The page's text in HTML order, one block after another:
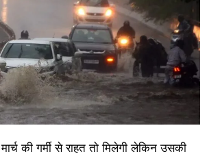
मार्च की गर्मी से राहत तो मिलेगी लेकिन उसकी